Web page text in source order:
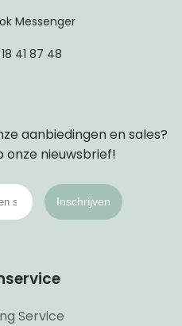
Messenger
41 87 48
aanbiedingen en sales?
onze nieuwsbrief!
Inschrijven
Service